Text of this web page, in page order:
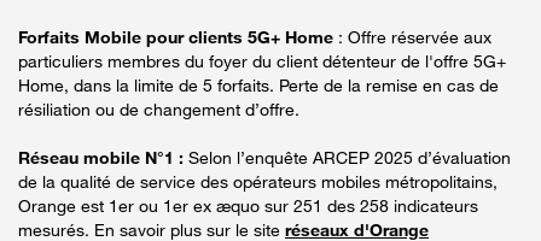
Forfaits Mobile pour clients 5G+ Home : Offre réservée aux
particuliers membres du foyer du client détenteur de l'offre 5G+
Home, dans la limite de 5 forfaits. Perte de la remise en cas de
résiliation ou de changement d’offre.
Réseau mobile N°1 : Selon l’enquête ARCEP 2025 d’évaluation
de la qualité de service des opérateurs mobiles métropolitains,
Orange est 1er ou 1er ex æquo sur 251 des 258 indicateurs
mesurés. En savoir plus sur le site réseaux d'Orange